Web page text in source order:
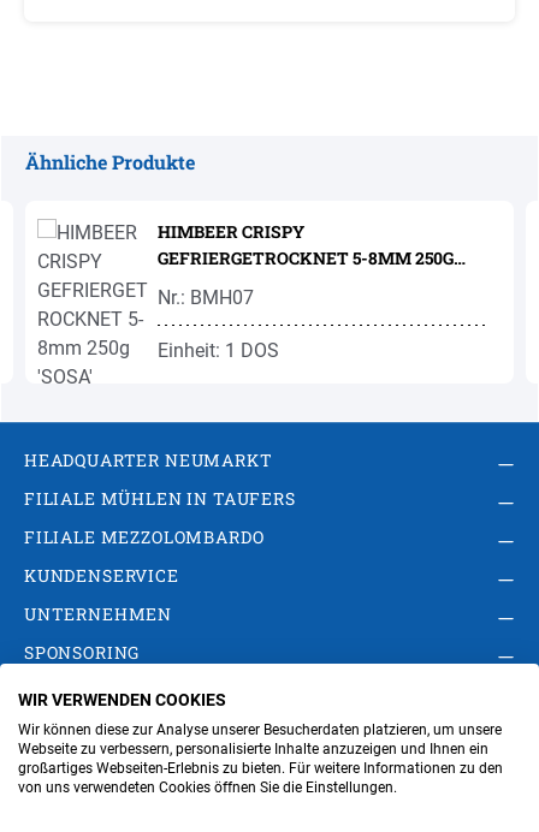
Ähnliche Produkte
HIMBEER CRISPY
GEFRIERGETROCKNET 5-8MM 250G
'SOSA'
Nr.: BMH07
Einheit: 1 DOS
HEADQUARTER NEUMARKT
FILIALE MÜHLEN IN TAUFERS
FILIALE MEZZOLOMBARDO
KUNDENSERVICE
UNTERNEHMEN
SPONSORING
AGB Privacy Policy
Impressum
Cookie-Einstellungen ändern
Verwaltung
WIR VERWENDEN COOKIES
Wir können diese zur Analyse unserer Besucherdaten platzieren, um unsere
Webseite zu verbessern, personalisierte Inhalte anzuzeigen und Ihnen ein
großartiges Webseiten-Erlebnis zu bieten. Für weitere Informationen zu den
von uns verwendeten Cookies öffnen Sie die Einstellungen.